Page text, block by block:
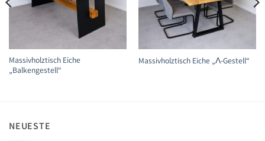
Massivholztisch Eiche
„Balkengestell“
Massivholztisch Eiche „Ʌ-Gestell“
NEUESTE